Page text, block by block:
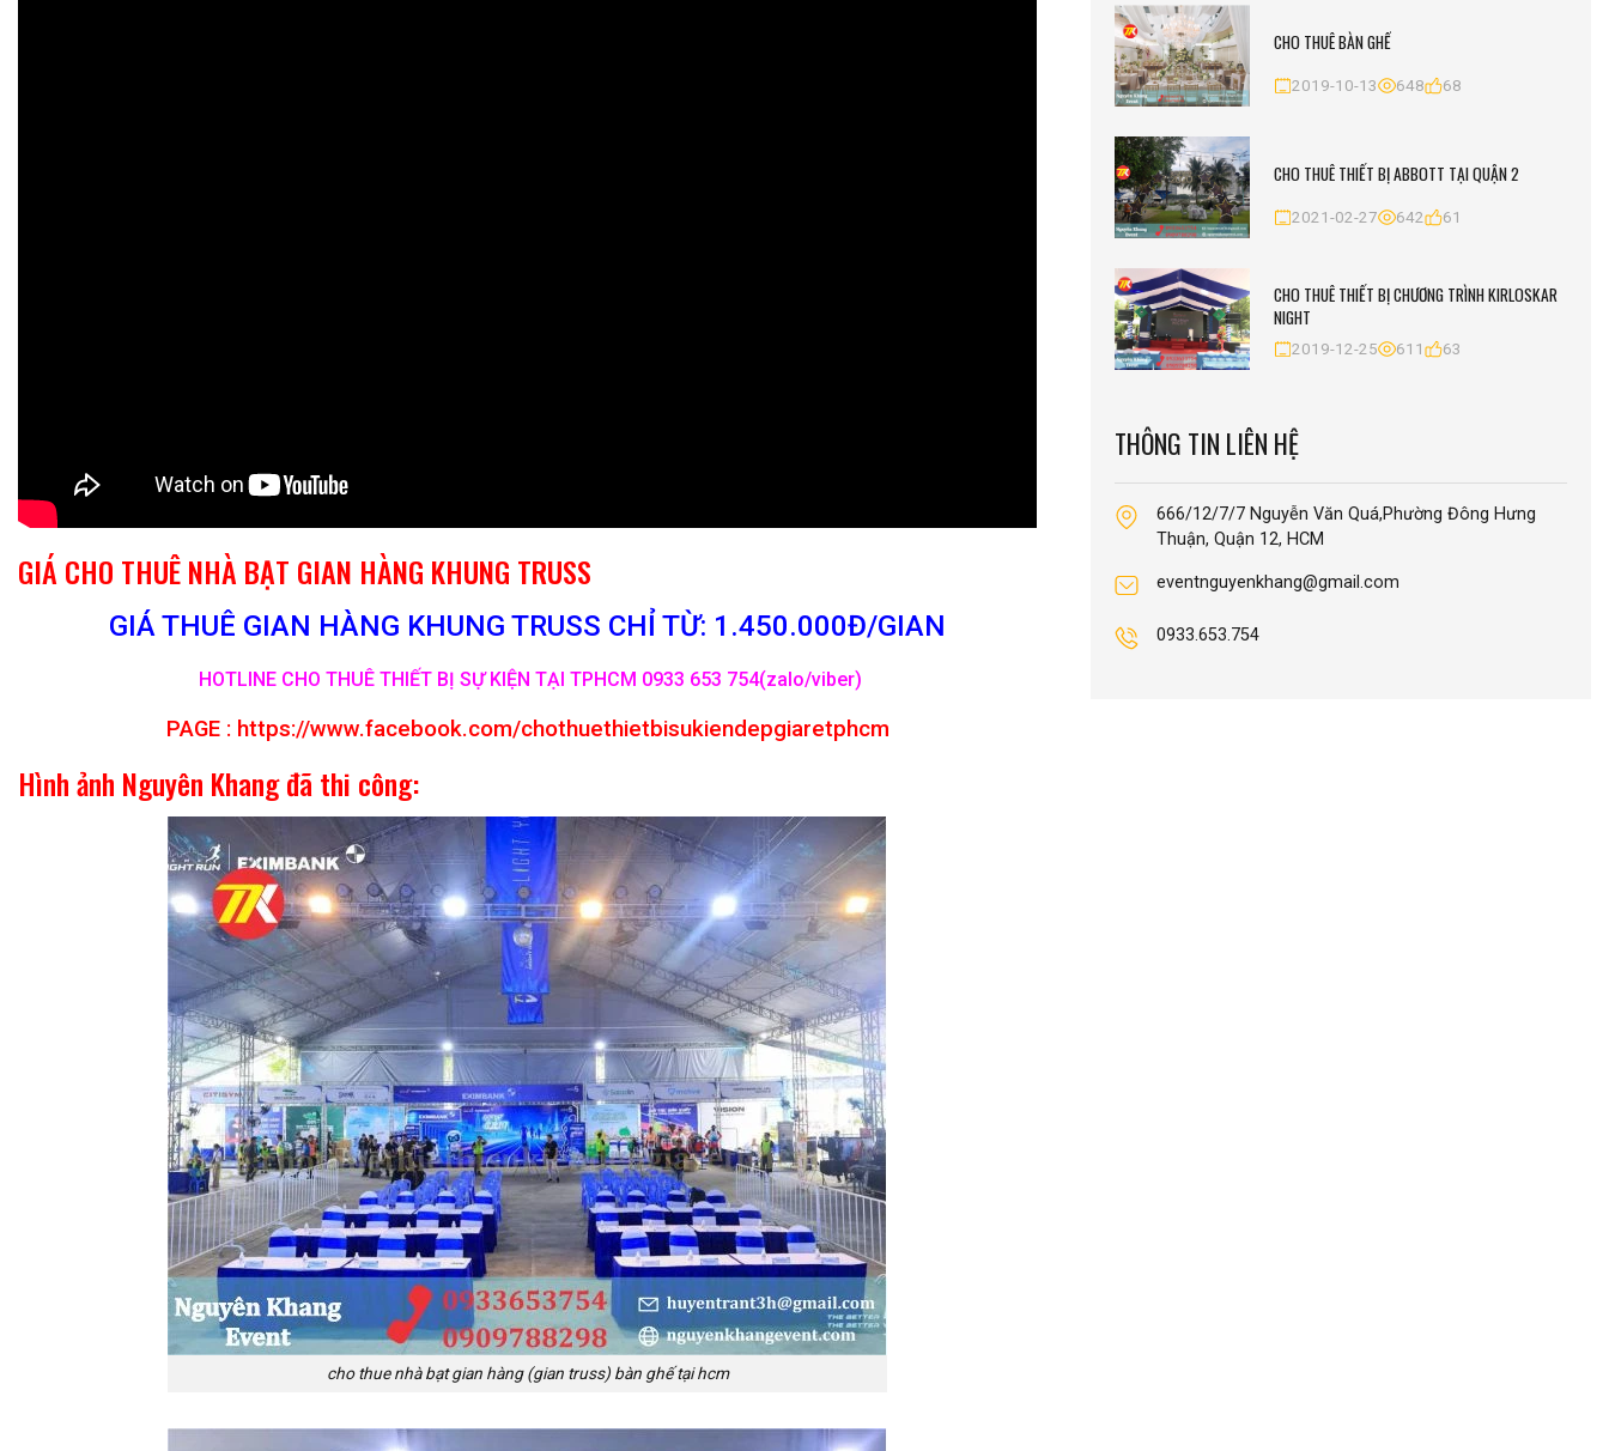
GIÁ CHO THUÊ NHÀ BẠT GIAN HÀNG KHUNG TRUSS
GIÁ THUÊ GIAN HÀNG KHUNG TRUSS CHỈ TỪ: 1.450.000Đ/GIAN
HOTLINE CHO THUÊ THIẾT BỊ SỰ KIỆN TẠI TPHCM 0933 653 754(zalo/viber)
PAGE :https://www.facebook.com/chothuethietbisukiendepgiaretphcm
Hình ảnh Nguyên Khang đã thi công:
cho thue nhà bạt gian hàng (gian truss) bàn ghế tại hcm
CHO THUÊ BÀN GHẾ
2019-10-13 648 68
CHO THUÊ THIẾT BỊ ABBOTT TẠI QUẬN 2
2021-02-27 642 61
CHO THUÊ THIẾT BỊ CHƯƠNG TRÌNH KIRLOSKAR
NIGHT
2019-12-25 611 63
THÔNG TIN LIÊN HỆ
666/12/7/7 Nguyễn Văn Quá,Phường Đông Hưng
Thuận, Quận 12, HCM
eventnguyenkhang@gmail.com
0933.653.754